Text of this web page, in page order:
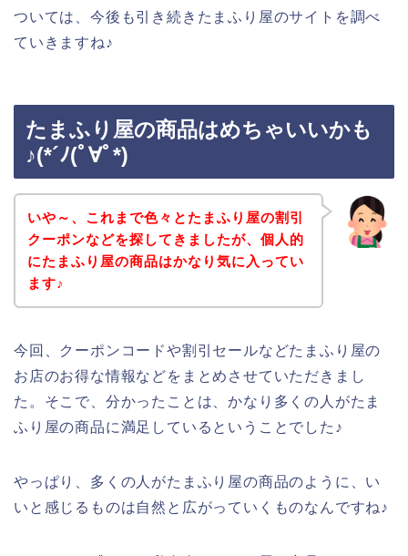
ついては、今後も引き続きたまふり屋のサイトを調べ
ていきますね♪
たまふり屋の商品はめちゃいいかも
♪(*´ﾉ(ﾟ∀ﾟ*)
いや～、これまで色々とたまふり屋の割引
クーポンなどを探してきましたが、個人的
にたまふり屋の商品はかなり気に入ってい
ます♪
今回、クーポンコードや割引セールなどたまふり屋の
お店のお得な情報などをまとめさせていただきまし
た。そこで、分かったことは、かなり多くの人がたま
ふり屋の商品に満足しているということでした♪
やっぱり、多くの人がたまふり屋の商品のように、い
いと感じるものは自然と広がっていくものなんですね♪